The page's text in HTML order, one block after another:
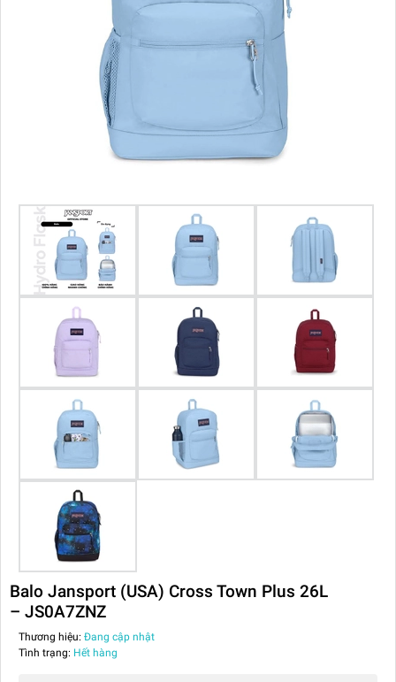
Balo Jansport (USA) Cross Town Plus 26L
– JS0A7ZNZ
Thương hiệu: Đang cập nhật
Tình trạng: Hết hàng